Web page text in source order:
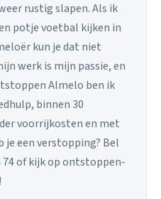
rustig slapen. Als ik
potje voetbal kijken in
kun je dat niet
werk is mijn passie, en
Almelo ben ik
binnen 30
voorrijkosten en met
je een verstopping? Bel
74 of kijk op ontstoppen-